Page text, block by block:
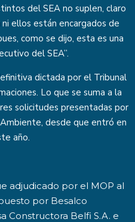
del SEA no suplen, claro
ellos están encargados de
como se dijo, esta es una
del SEA”.
dictada por el Tribunal
Lo que se suma a la
solicitudes presentadas por
desde que entró en
año.
adjudicado por el MOP al
por Besalco
Constructora Belfi S.A. e